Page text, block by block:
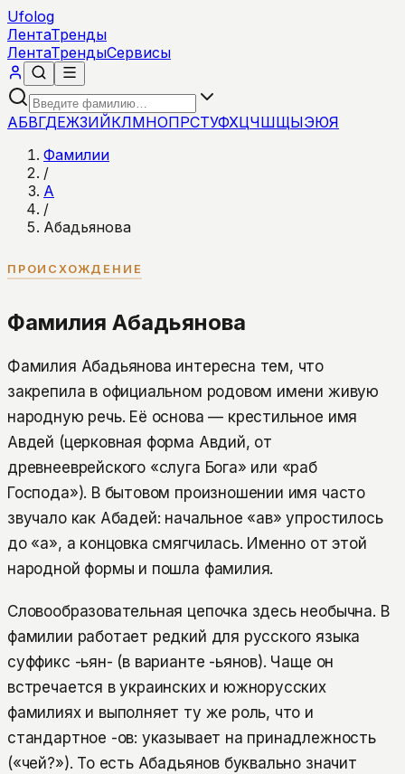
Ufolog
ЛентаТренды
ЛентаТрендыСервисы
АБВГДЕЖЗИЙКЛМНОПРСТУФХЦЧШЩЫЭЮЯ
Фамилии
/
А
/
Абадьянова
ПРОИСХОЖДЕНИЕ
Фамилия Абадьянова
Фамилия Абадьянова интересна тем, что
закрепила в официальном родовом имени живую
народную речь. Её основа — крестильное имя
Авдей (церковная форма Авдий, от
древнееврейского «слуга Бога» или «раб
Господа»). В бытовом произношении имя часто
звучало как Абадей: начальное «ав» упростилось
до «а», а концовка смягчилась. Именно от этой
народной формы и пошла фамилия.
Словообразовательная цепочка здесь необычна. В
фамилии работает редкий для русского языка
суффикс -ьян- (в варианте -ьянов). Чаще он
встречается в украинских и южнорусских
фамилиях и выполняет ту же роль, что и
стандартное -ов: указывает на принадлежность
(«чей?»). То есть Абадьянов буквально значит